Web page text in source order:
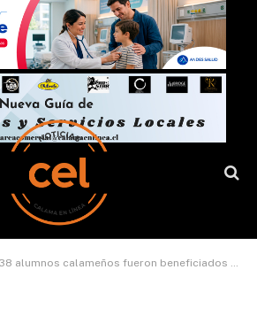
38 alumnos calameños fueron beneficiados con la beca María Teresa Pizarro